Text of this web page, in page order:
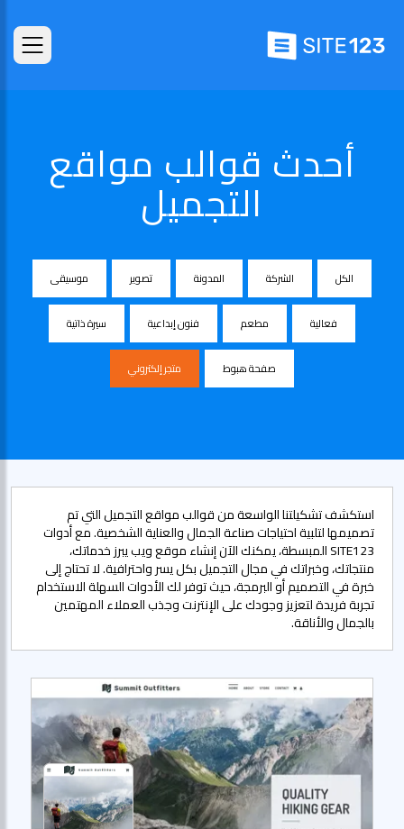
أحدث قوالب مواقع
التجميل
الكل الشركة المدونة تصوير موسيقى
فعالية مطعم فنون إبداعية سيرة ذاتية
صفحة هبوط متجر إلكتروني
استكشف تشكيلتنا الواسعة من قوالب مواقع التجميل التي تم
تصميمها لتلبية احتياجات صناعة الجمال والعناية الشخصية. مع أدوات
SITE123 المبسطة، يمكنك الآن إنشاء موقع ويب يبرز خدماتك،
منتجاتك، وخبراتك في مجال التجميل بكل يسر واحترافية. لا تحتاج إلى
خبرة في التصميم أو البرمجة، حيث توفر لك الأدوات السهلة الاستخدام
تجربة فريدة لتعزيز وجودك على الإنترنت وجذب العملاء المهتمين
بالجمال والأناقة.